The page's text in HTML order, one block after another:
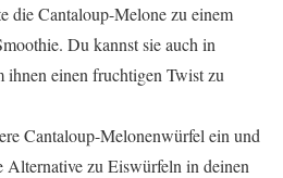
die Cantaloup-Melone zu einem
Du kannst sie auch in
ihnen einen fruchtigen Twist zu
Cantaloup-Melonenwürfel ein und
Alternative zu Eiswürfeln in deinen